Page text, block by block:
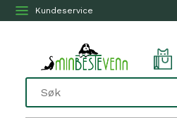
Kundeservice